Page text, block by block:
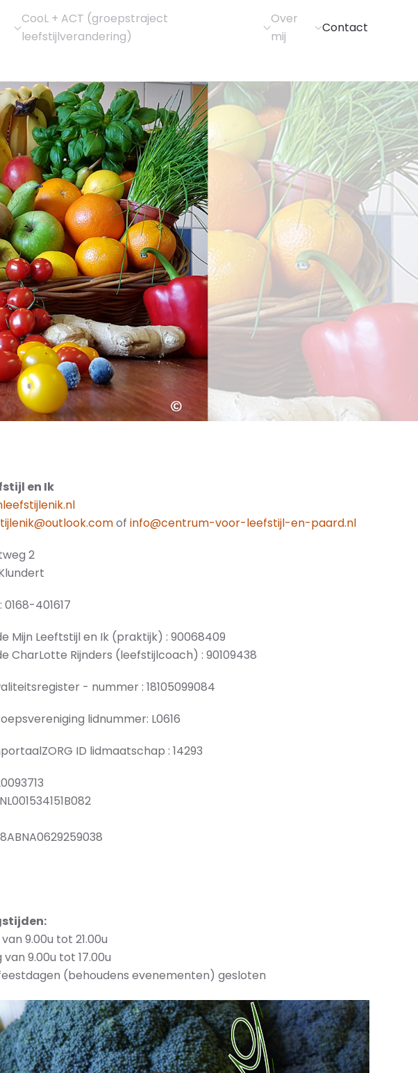
CooL + ACT (groepstraject
leefstijlverandering)
Over
mij
Contact
en Ik
of info@centrum-voor-leefstijl-en-paard.nl
2
401617
Mijn Leeftstijl en Ik (praktijk) : 90068409
CharLotte Rijnders (leefstijlcoach) : 90109438
- nummer : 18105099084
lidnummer: L0616
ID lidmaatschap : 14293
9.00u tot 21.00u
9.00u tot 17.00u
(behoudens evenementen) gesloten